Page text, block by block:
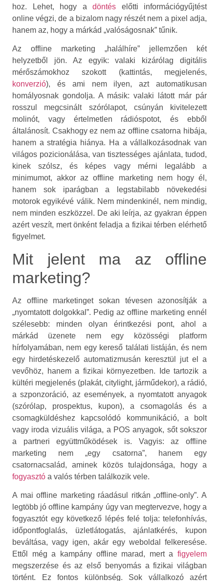
hoz. Lehet, hogy a döntés előtti információgyűjtést
online végzi, de a bizalom nagy részét nem a pixel adja,
hanem az, hogy a márkád „valóságosnak” tűnik.
Az offline marketing „halálhíre” jellemzően két
helyzetből jön. Az egyik: valaki kizárólag digitális
mérőszámokhoz szokott (kattintás, megjelenés,
konverzió), és ami nem ilyen, azt automatikusan
homályosnak gondolja. A másik: valaki látott már pár
rosszul megcsinált szórólapot, csúnyán kivitelezett
molinót, vagy értelmetlen rádióspotot, és ebből
általánosít. Csakhogy ez nem az offline csatorna hibája,
hanem a stratégia hiánya. Ha a vállalkozásodnak van
világos pozicionálása, van tisztességes ajánlata, tudod,
kinek szólsz, és képes vagy mérni legalább a
minimumot, akkor az offline marketing nem hogy él,
hanem sok iparágban a legstabilabb növekedési
motorok egyikévé válik. Nem mindenkinél, nem mindig,
nem minden eszközzel. De aki leírja, az gyakran éppen
azért veszít, mert önként feladja a fizikai térben elérhető
figyelmet.
Mit jelent ma az offline
marketing?
Az offline marketinget sokan tévesen azonosítják a
„nyomtatott dolgokkal”. Pedig az offline marketing ennél
szélesebb: minden olyan érintkezési pont, ahol a
márkád üzenete nem egy közösségi platform
hírfolyamában, nem egy kereső találati listáján, és nem
egy hirdetéskezelő automatizmusán keresztül jut el a
vevőhöz, hanem a fizikai környezetben. Ide tartozik a
kültéri megjelenés (plakát, citylight, járműdekor), a rádió,
a szponzoráció, az események, a nyomtatott anyagok
(szórólap, prospektus, kupon), a csomagolás és a
csomagküldéshez kapcsolódó kommunikáció, a bolt
vagy iroda vizuális világa, a POS anyagok, sőt sokszor
a partneri együttműködések is. Vagyis: az offline
marketing nem „egy csatorna”, hanem egy
csatornacsalád, aminek közös tulajdonsága, hogy a
fogyasztó a valós térben találkozik vele.
A mai offline marketing ráadásul ritkán „offline-only”. A
legtöbb jó offline kampány úgy van megtervezve, hogy a
fogyasztót egy következő lépés felé tolja: telefonhívás,
időpontfoglalás, üzletlátogatás, ajánlatkérés, kupon
beváltása, vagy igen, akár egy weboldal felkeresése.
Ettől még a kampány offline marad, mert a figyelem
megszerzése és az első benyomás a fizikai világban
történt. Ez fontos különbség. Sok vállalkozó azért